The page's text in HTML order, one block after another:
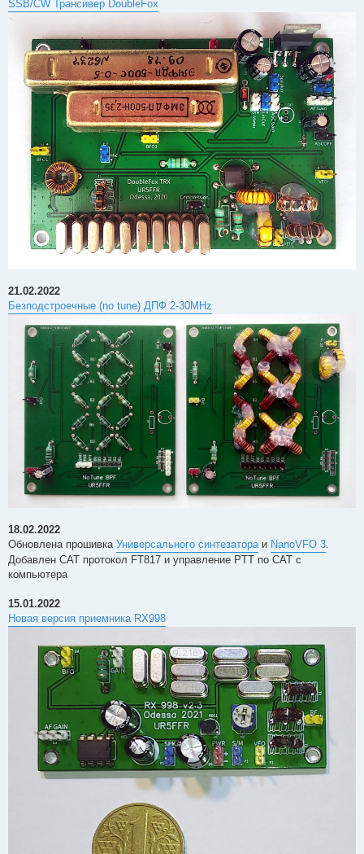
SSB/CW Трансивер DoubleFox
21.02.2022
Безподстроечные (no tune) ДПФ 2-30MHz
18.02.2022
Обновлена прошивка Универсального синтезатора и NanoVFO 3
Добавлен CAT протокол FT817 и управление PTT по CAT с
компьютера
15.01.2022
Новая версия приемника RX998